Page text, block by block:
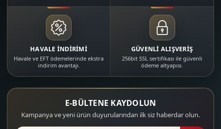
HAVALE İNDİRİMİ
Havale ve EFT ödemelerinde ekstra
indirim avantajı.
GÜVENLİ ALIŞVERİŞ
256bit SSL sertifikası ile güvenli
ödeme altyapısı.
E-BÜLTENE KAYDOLUN
Kampanya ve yeni ürün duyurularından ilk siz haberdar olun.